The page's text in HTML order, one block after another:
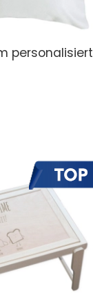
personalisiert